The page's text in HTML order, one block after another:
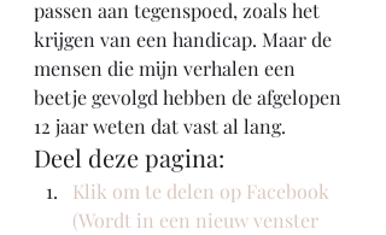
passen aan tegenspoed, zoals het
krijgen van een handicap. Maar de
mensen die mijn verhalen een
beetje gevolgd hebben de afgelopen
12 jaar weten dat vast al lang.
Deel deze pagina:
Klik om te delen op Facebook
(Wordt in een nieuw venster